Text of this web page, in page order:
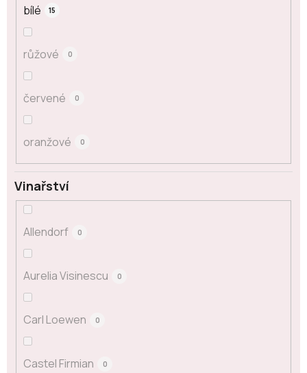
bílé 15
růžové 0
červené 0
oranžové 0
Vinařství
Allendorf 0
Aurelia Visinescu 0
Carl Loewen 0
Castel Firmian 0